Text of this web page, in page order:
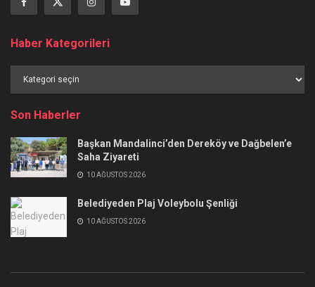
Haber Kategorileri
Kategorileri
Son Haberler
Başkan Mandalinci’den Dereköy ve Dağbelen’e
Saha Ziyareti
10 AĞUSTOS 2026
Belediyeden Plaj Voleybolu Şenliği
10 AĞUSTOS 2026